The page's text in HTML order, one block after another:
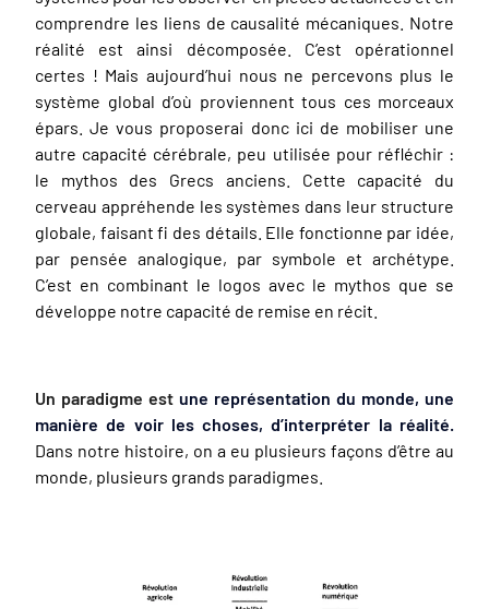
comprendre les liens de causalité mécaniques. Notre
réalité est ainsi décomposée. C’est opérationnel
certes ! Mais aujourd’hui nous ne percevons plus le
système global d’où proviennent tous ces morceaux
épars. Je vous proposerai donc ici de mobiliser une
autre capacité cérébrale, peu utilisée pour réfléchir :
le mythos des Grecs anciens. Cette capacité du
cerveau appréhende les systèmes dans leur structure
globale, faisant fi des détails. Elle fonctionne par idée,
par pensée analogique, par symbole et archétype.
C’est en combinant le logos avec le mythos que se
développe notre capacité de remise en récit.
Un paradigme est une représentation du monde, une
manière de voir les choses, d’interpréter la réalité.
Dans notre histoire, on a eu plusieurs façons d’être au
monde, plusieurs grands paradigmes.